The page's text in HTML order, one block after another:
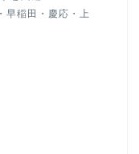
早稲田・慶応・上